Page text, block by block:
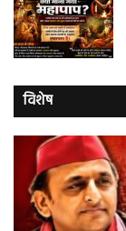
विशेष